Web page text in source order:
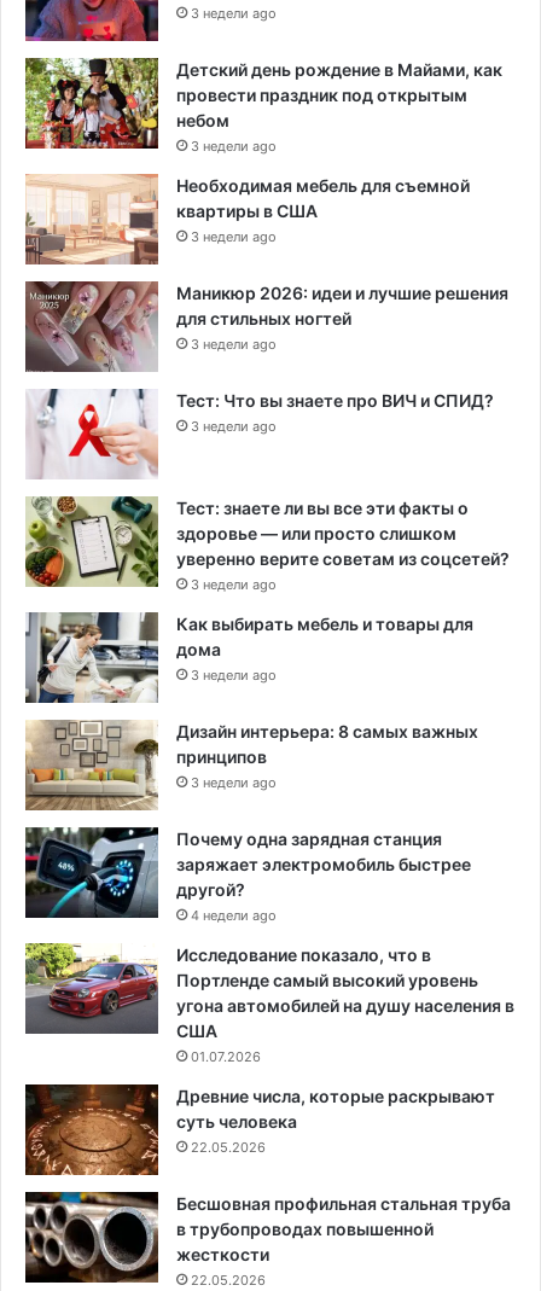
3 недели ago
Детский день рождение в Майами, как
провести праздник под открытым
небом
3 недели ago
Необходимая мебель для съемной
квартиры в США
3 недели ago
Маникюр 2026: идеи и лучшие решения
для стильных ногтей
3 недели ago
Тест: Что вы знаете про ВИЧ и СПИД?
3 недели ago
Тест: знаете ли вы все эти факты о
здоровье — или просто слишком
уверенно верите советам из соцсетей?
3 недели ago
Как выбирать мебель и товары для
дома
3 недели ago
Дизайн интерьера: 8 самых важных
принципов
3 недели ago
Почему одна зарядная станция
заряжает электромобиль быстрее
другой?
4 недели ago
Исследование показало, что в
Портленде самый высокий уровень
угона автомобилей на душу населения в
США
01.07.2026
Древние числа, которые раскрывают
суть человека
22.05.2026
Бесшовная профильная стальная труба
в трубопроводах повышенной
жесткости
22.05.2026